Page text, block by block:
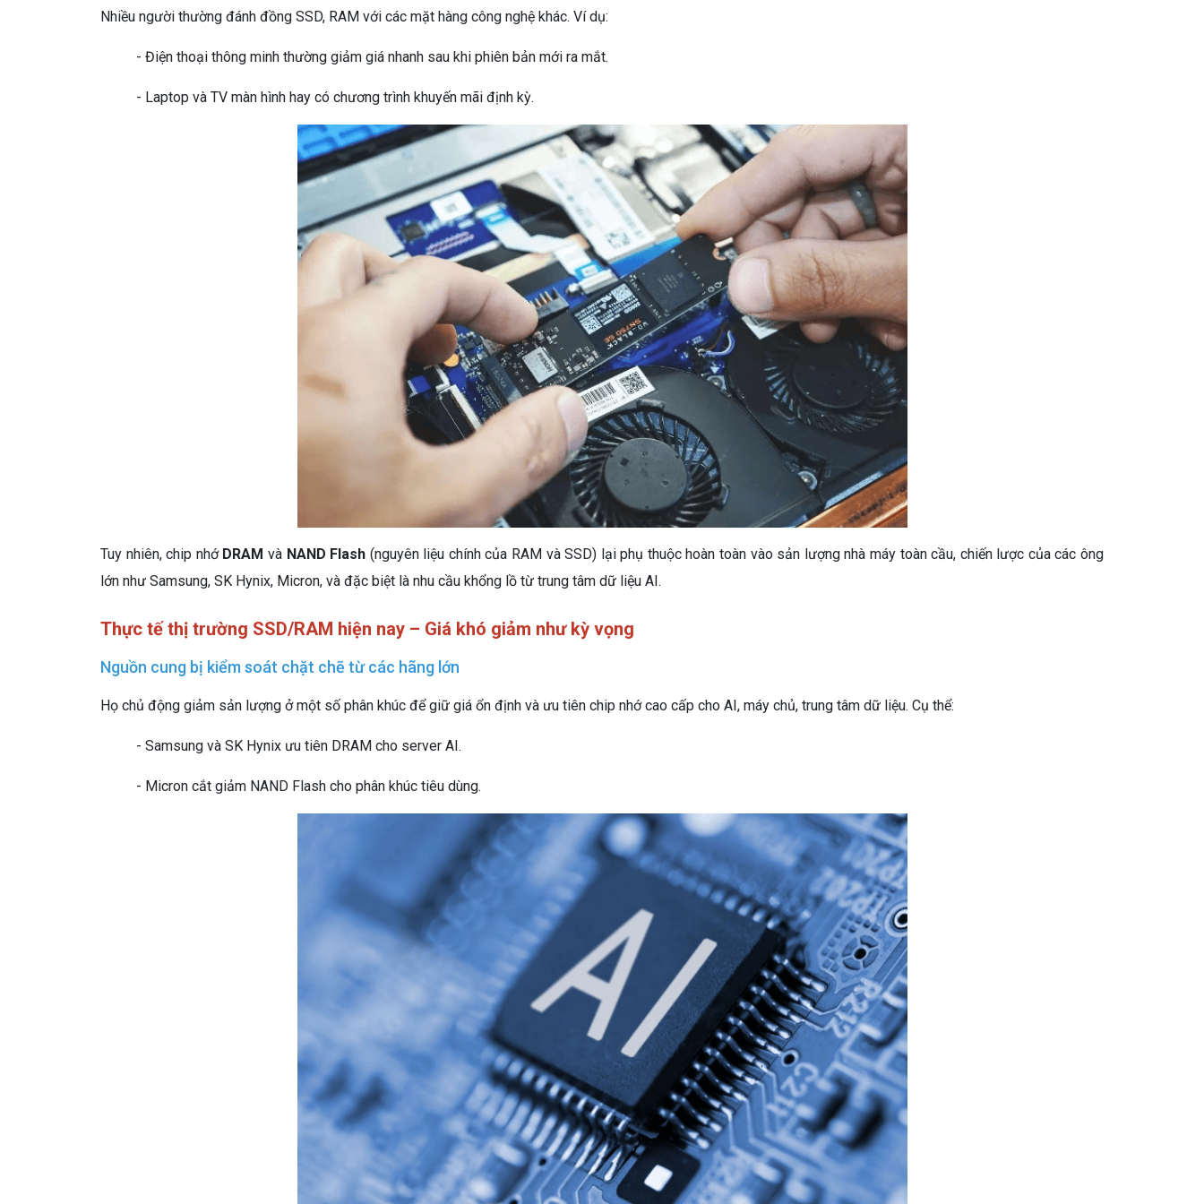
Nhiều người thường đánh đồng SSD, RAM với các mặt hàng công nghệ khác. Ví dụ:
- Điện thoại thông minh thường giảm giá nhanh sau khi phiên bản mới ra mắt.
- Laptop và TV màn hình hay có chương trình khuyến mãi định kỳ.
Tuy nhiên, chip nhớ DRAM và NAND Flash (nguyên liệu chính của RAM và SSD) lại phụ thuộc hoàn toàn vào sản lượng nhà máy toàn cầu, chiến lược của các ông
lớn như Samsung, SK Hynix, Micron, và đặc biệt là nhu cầu khổng lồ từ trung tâm dữ liệu AI.
Thực tế thị trường SSD/RAM hiện nay – Giá khó giảm như kỳ vọng
Nguồn cung bị kiểm soát chặt chẽ từ các hãng lớn
Họ chủ động giảm sản lượng ở một số phân khúc để giữ giá ổn định và ưu tiên chip nhớ cao cấp cho AI, máy chủ, trung tâm dữ liệu. Cụ thể:
- Samsung và SK Hynix ưu tiên DRAM cho server AI.
- Micron cắt giảm NAND Flash cho phân khúc tiêu dùng.